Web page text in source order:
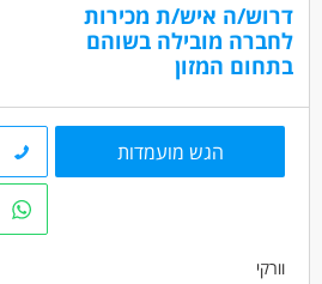
מחסנים ולוגיסטיקה - מלקטים
מאפייני משרה
דרוש/ה איש/ת מכירות
לחברה מובילה בשוהם
בתחום המזון
הגש מועמדות
וורקי